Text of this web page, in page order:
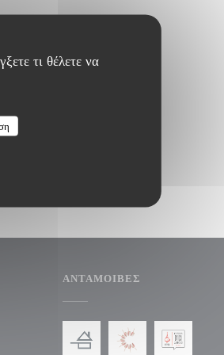
τι θέλετε να
νέο παράθυρο))
ΑΝΤΑΜΟΙΒΈΣ